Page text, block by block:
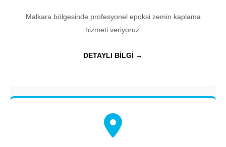
Malkara bölgesinde profesyonel epoksi zemin kaplama
hizmeti veriyoruz.
DETAYLI BİLGİ →